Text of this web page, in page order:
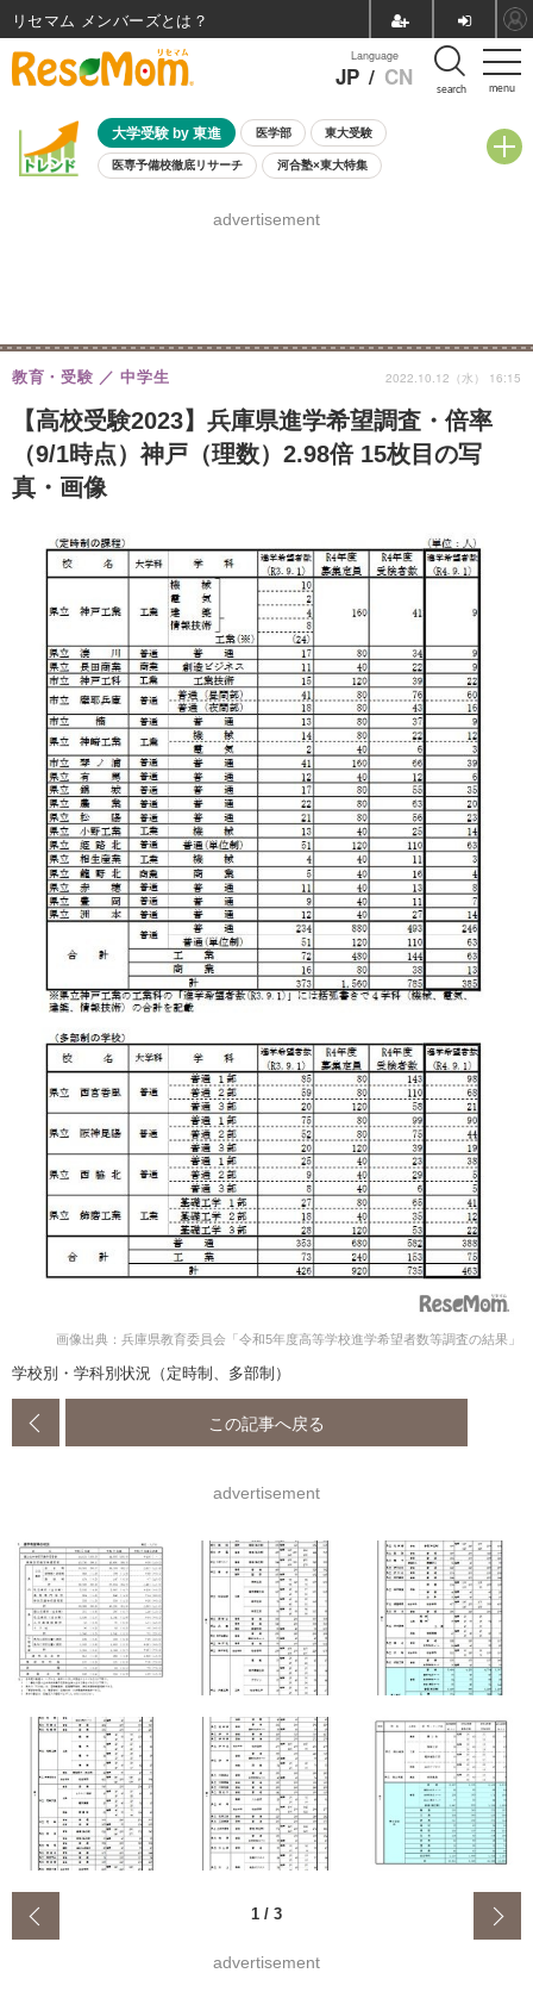
menu
Language
JP / CN search
大学受験 by 東進 医学部 東大受験
医専予備校徹底リサーチ 河合塾×東大特集
8月開催学校説明会・相談会
advertisement
【高校受験2023】兵庫県進学希望調査・倍率
（9/1時点）神戸（理数）2.98倍 15枚目の写
真・画像
教育・受験 中学生 2022.10.12（水） 16:15
画像出典：兵庫県教育委員会「令和5年度高等学校進学希望者数等調査の結果」
学校別・学科別状況（定時制、多部制）
この記事へ戻る
advertisement
1 / 3
advertisement
リセマム メンバーズ